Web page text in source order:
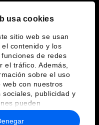
usa cookies
sitio web se usan
contenido y los
de redes
el tráfico. Además,
sobre el uso
con nuestros
sociales, publicidad y
pueden
información que les
o que hayan